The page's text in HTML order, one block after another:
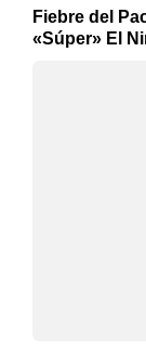
Fiebre del
«Súper» El